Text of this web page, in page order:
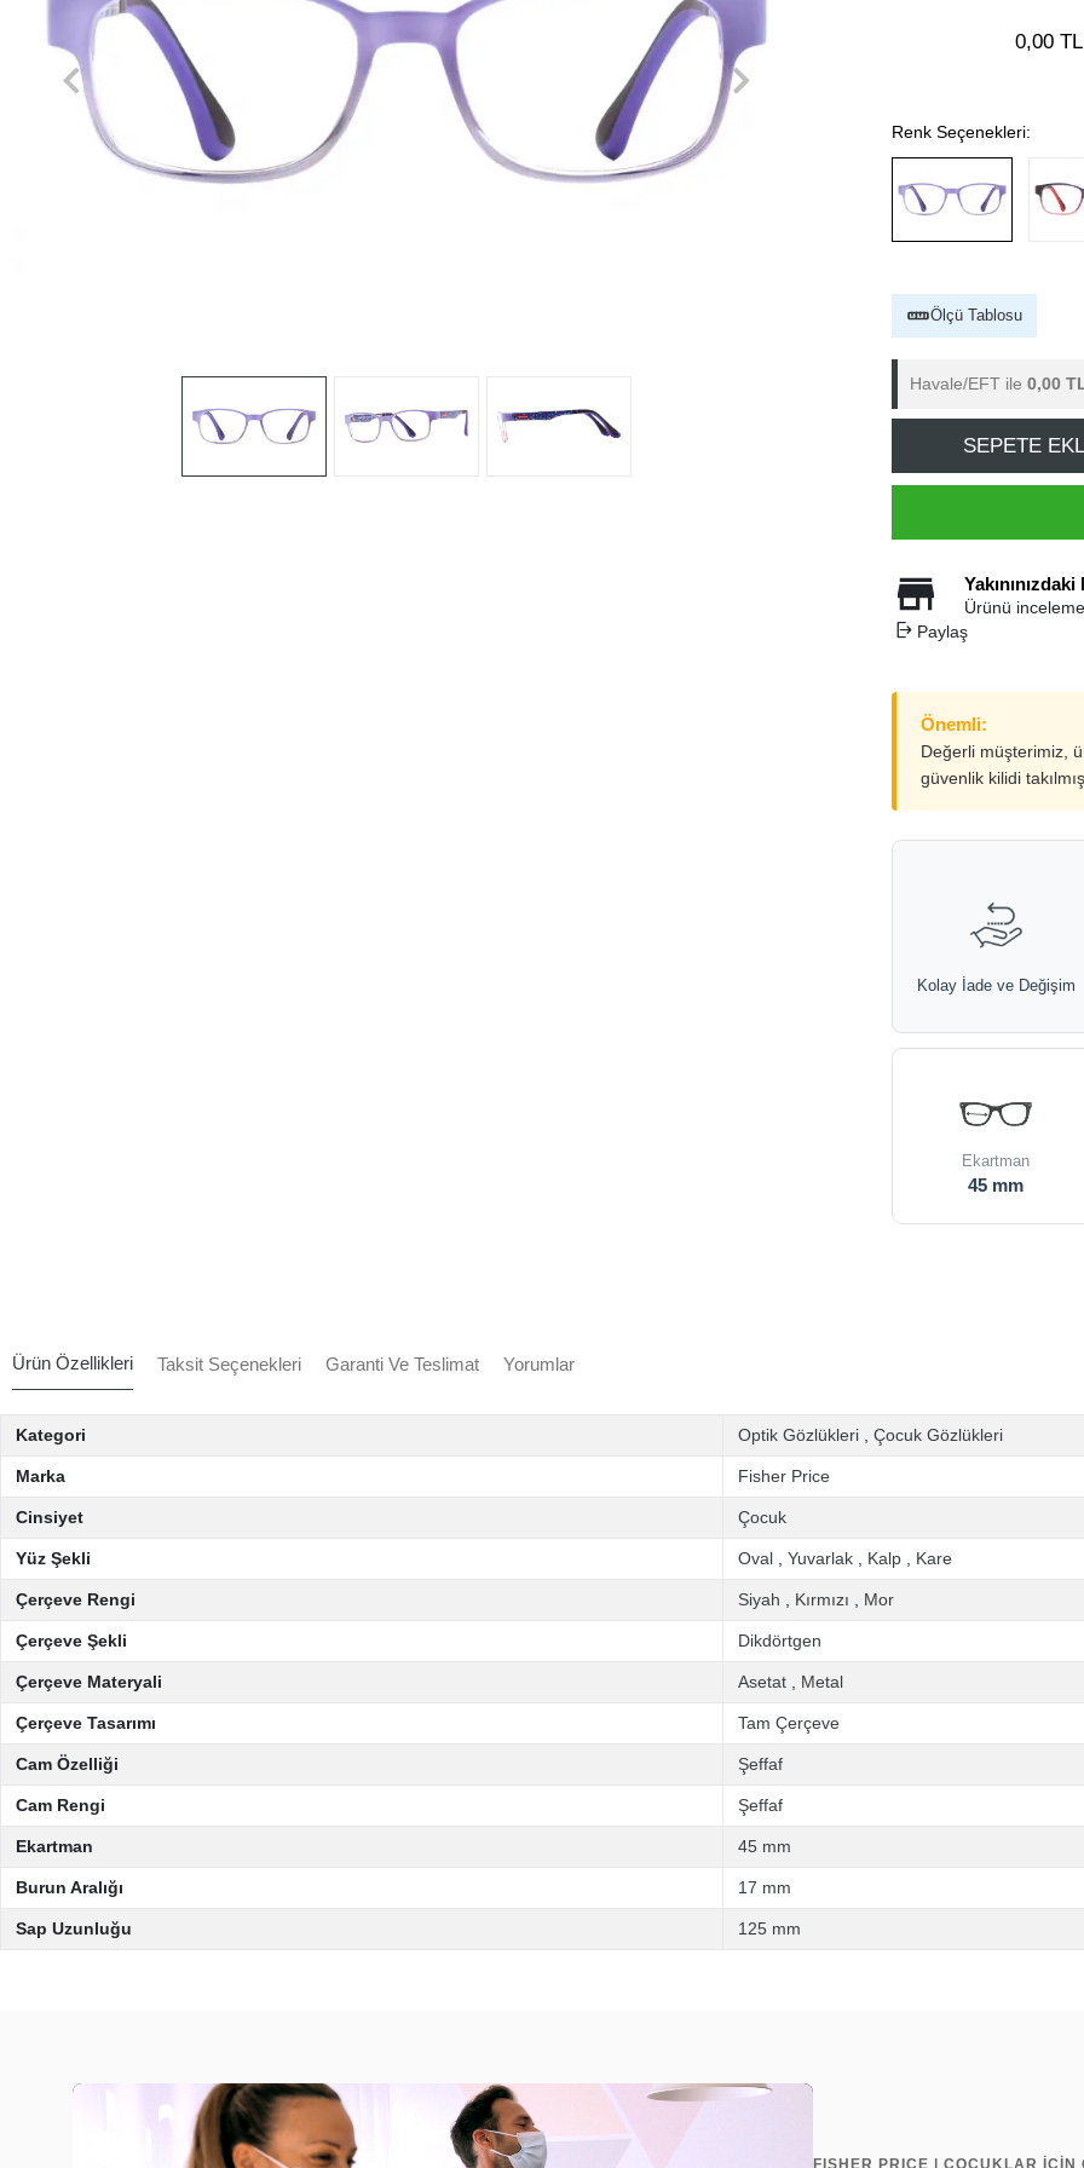
0,00 TL
Renk Seçenekleri:
Ölçü Tablosu
Havale/EFT ile 0,00
SEPETE
Ürünü
Paylaş
Önemli:
Değerli müşterimiz,
güvenlik kilidi
Kolay İade ve Değişim
Ekartman
45 mm
Ürün Özellikleri Taksit Seçenekleri Garanti Ve Teslimat Yorumlar
Kategori Optik Gözlükleri Çocuk Gözlükleri
Marka Fisher Price
Cinsiyet Çocuk
Yüz Şekli Oval Yuvarlak Kalp Kare
Çerçeve Rengi Siyah Kırmızı Mor
Çerçeve Şekli Dikdörtgen
Çerçeve Materyali Asetat Metal
Çerçeve Tasarımı Tam Çerçeve
Cam Özelliği Şeffaf
Cam Rengi Şeffaf
Ekartman 45 mm
Burun Aralığı 17 mm
Sap Uzunluğu 125 mm
FISHER PRICE | ÇOCUKLAR İÇİN